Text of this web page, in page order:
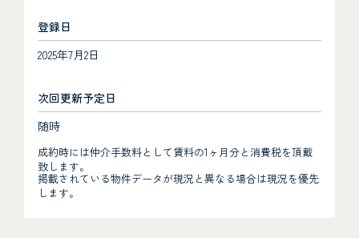
登録日
2025年7月2日
次回更新予定日
随時
成約時には仲介手数料として賃料の1ヶ月分と消費税を頂戴
致します。
掲載されている物件データが現況と異なる場合は現況を優先
します。